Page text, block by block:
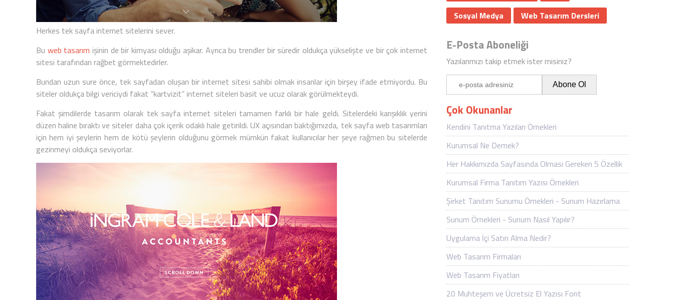
Herkes tek sayfa internet sitelerini sever.
Bu web tasarım işinin de bir kimyası olduğu aşikar. Ayrıca bu trendler bir süredir oldukça yükselişte ve bir çok internet
sitesi tarafından rağbet görmektedirler.
Bundan uzun sure önce, tek sayfadan oluşan bir internet sitesi sahibi olmak insanlar için birşey ifade etmiyordu. Bu
siteler oldukça bilgi vericiydi fakat “kartvizit” internet siteleri basit ve ucuz olarak görülmekteydi.
Fakat şimdilerde tasarım olarak tek sayfa internet siteleri tamamen farklı bir hale geldi. Sitelerdeki karışıklık yerini
düzen haline bıraktı ve siteler daha çok içerik odaklı hale getirildi. UX açısından baktığımızda, tek sayfa web tasarımları
için hem iyi şeylerin hem de kötü şeylerin olduğunu görmek mümkün fakat kullanıcılar her şeye rağmen bu sitelerde
gezinmeyi oldukça seviyorlar.
Sosyal Medya
Web Tasarım Dersleri
E-Posta Aboneliği
Yazılarımızı takip etmek ister misiniz?
Çok Okunanlar
Kendini Tanıtma Yazıları Örnekleri
Kurumsal Ne Demek?
Her Hakkımızda Sayfasında Olması Gereken 5 Özellik
Kurumsal Firma Tanıtım Yazısı Örnekleri
Şirket Tanıtım Sunumu Örnekleri - Sunum Hazırlama
Sunum Örnekleri - Sunum Nasıl Yapılır?
Uygulama İçi Satın Alma Nedir?
Web Tasarım Firmaları
Web Tasarım Fiyatları
20 Muhteşem ve Ücretsiz El Yazısı Font